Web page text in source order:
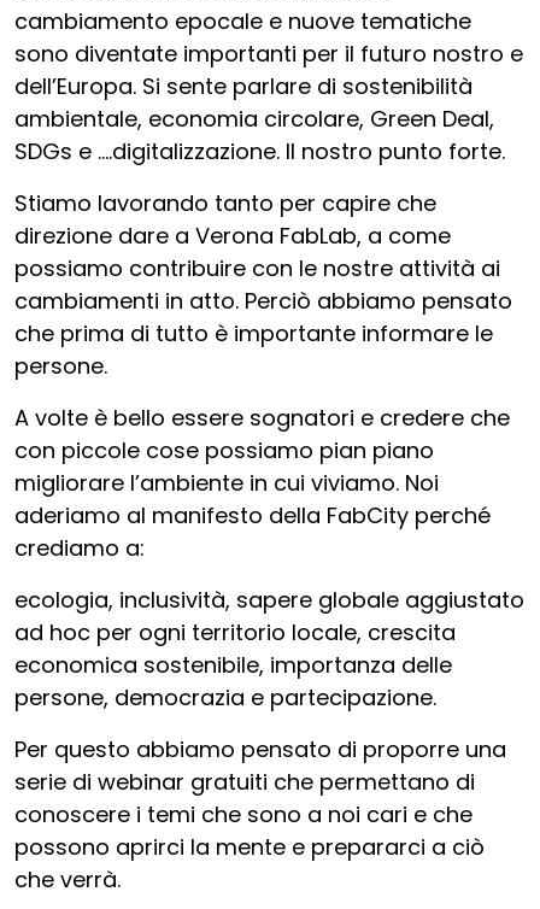
cambiamento epocale e nuove tematiche
sono diventate importanti per il futuro nostro e
dell’Europa. Si sente parlare di sostenibilità
ambientale, economia circolare, Green Deal,
SDGs e ….digitalizzazione. Il nostro punto forte.
Stiamo lavorando tanto per capire che
direzione dare a Verona FabLab, a come
possiamo contribuire con le nostre attività ai
cambiamenti in atto. Perciò abbiamo pensato
che prima di tutto è importante informare le
persone.
A volte è bello essere sognatori e credere che
con piccole cose possiamo pian piano
migliorare l’ambiente in cui viviamo. Noi
aderiamo al manifesto della FabCity perché
crediamo a:
ecologia, inclusività, sapere globale aggiustato
ad hoc per ogni territorio locale, crescita
economica sostenibile, importanza delle
persone, democrazia e partecipazione.
Per questo abbiamo pensato di proporre una
serie di webinar gratuiti che permettano di
conoscere i temi che sono a noi cari e che
possono aprirci la mente e prepararci a ciò
che verrà.